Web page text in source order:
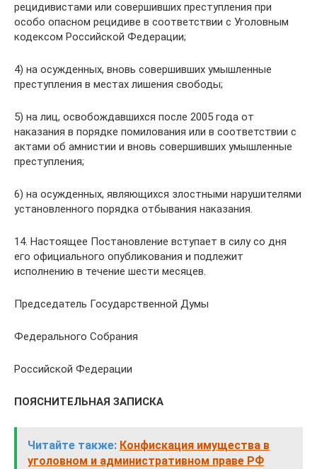
рецидивистами или совершивших преступления при
особо опасном рецидиве в соответствии с Уголовным
кодексом Российской Федерации;
4) на осужденных, вновь совершивших умышленные
преступления в местах лишения свободы;
5) на лиц, освобождавшихся после 2005 года от
наказания в порядке помилования или в соответствии с
актами об амнистии и вновь совершивших умышленные
преступления;
6) на осужденных, являющихся злостными нарушителями
установленного порядка отбывания наказания.
14. Настоящее Постановление вступает в силу со дня
его официального опубликования и подлежит
исполнению в течение шести месяцев.
Председатель Государственной Думы
Федерального Собрания
Российской Федерации
ПОЯСНИТЕЛЬНАЯ ЗАПИСКА
Читайте также: Конфискация имущества в
уголовном и административном праве РФ